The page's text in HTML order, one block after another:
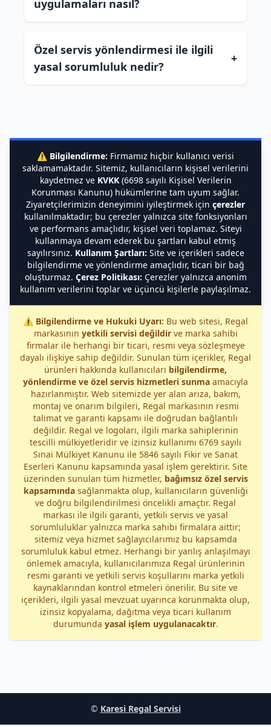
uygulamaları nasıl?
Özel servis yönlendirmesi ile ilgili
yasal sorumluluk nedir?
+
⚠️ Bilgilendirme: Firmamız hiçbir kullanıcı verisi
saklamamaktadır. Sitemiz, kullanıcıların kişisel verilerini
kaydetmez ve KVKK(6698 sayılı Kişisel Verilerin
Korunması Kanunu) hükümlerine tam uyum sağlar.
Ziyaretçilerimizin deneyimini iyileştirmek için çerezler
kullanılmaktadır; bu çerezler yalnızca site fonksiyonları
ve performans amaçlıdır, kişisel veri toplamaz. Siteyi
kullanmaya devam ederek bu şartları kabul etmiş
sayılırsınız. Kullanım Şartları: Site ve içerikleri sadece
bilgilendirme ve yönlendirme amaçlıdır, ticari bir bağ
oluşturmaz. Çerez Politikası: Çerezler yalnızca anonim
kullanım verilerini toplar ve üçüncü kişilerle paylaşılmaz.
⚠️ Bilgilendirme ve Hukuki Uyarı: Bu web sitesi, Regal
markasının yetkili servisi değildirve marka sahibi
firmalar ile herhangi bir ticari, resmi veya sözleşmeye
dayalı ilişkiye sahip değildir. Sunulan tüm içerikler, Regal
ürünleri hakkında kullanıcıları bilgilendirme,
yönlendirme ve özel servis hizmetleri sunma amacıyla
hazırlanmıştır. Web sitemizde yer alan arıza, bakım,
montaj ve onarım bilgileri, Regal markasının resmi
talimat ve garanti kapsamı ile doğrudan bağlantılı
değildir. Regal ve logoları, ilgili marka sahiplerinin
tescilli mülkiyetleridir ve izinsiz kullanımı 6769 sayılı
Sınai Mülkiyet Kanunu ile 5846 sayılı Fikir ve Sanat
Eserleri Kanunu kapsamında yasal işlem gerektirir. Site
üzerinden sunulan tüm hizmetler, bağımsız özel servis
kapsamındasağlanmakta olup, kullanıcıların güvenliği
ve doğru bilgilendirilmesi öncelikli amaçtır. Regal
markası ile ilgili garanti, yetkili servis ve yasal
sorumluluklar yalnızca marka sahibi firmalara aittir;
sitemiz veya hizmet sağlayıcılarımız bu kapsamda
sorumluluk kabul etmez. Herhangi bir yanlış anlaşılmayı
önlemek amacıyla, kullanıcılarımıza Regal ürünlerinin
resmi garanti ve yetkili servis koşullarını marka yetkili
kaynaklarından kontrol etmeleri önerilir. Bu site ve
içerikleri, ilgili yasal mevzuat uyarınca korunmakta olup,
izinsiz kopyalama, dağıtma veya ticari kullanım
durumunda yasal işlem uygulanacaktır.
© Karesi Regal Servisi